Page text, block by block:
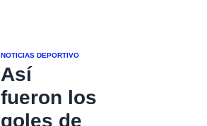
NOTICIAS DEPORTIVO
Así
fueron los
goles de